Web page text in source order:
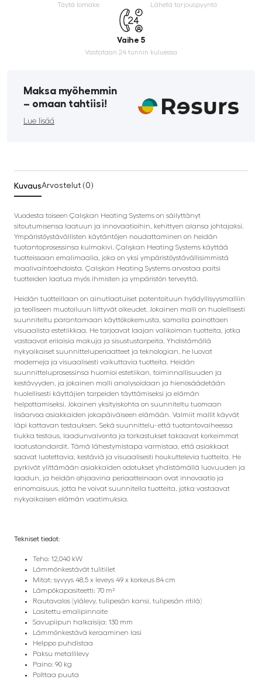
Täytä lomake Lähetä tarjouspyyntö
Vaihe 5
Vastataan 24 tunnin kuluessa
Maksa myöhemmin
­– omaan tahtiisi!
Lue lisää
KuvausArvostelut (0)
Vuodesta toiseen Çalışkan Heating Systems on säilyttänyt
sitoutumisensa laatuun ja innovaatioihin, kehittyen alansa johtajaksi.
Ympäristöystävällisten käytäntöjen noudattaminen on heidän
tuotantoprosessinsa kulmakivi. Çalışkan Heating Systems käyttää
tuotteissaan emalimaalia, joka on yksi ympäristöystävällisimmistä
maalivaihtoehdoista. Çalışkan Heating Systems arvostaa paitsi
tuotteiden laatua myös ihmisten ja ympäristön terveyttä.
Heidän tuotteillaan on ainutlaatuiset patentoituun hyödyllisyysmalliin
ja teolliseen muotoiluun liittyvät oikeudet. Jokainen malli on huolellisesti
suunniteltu parantamaan käyttökokemusta, samalla painottaen
visuaalista estetiikkaa. He tarjoavat laajan valikoiman tuotteita, jotka
vastaavat erilaisia makuja ja sisustustarpeita. Yhdistämällä
nykyaikaiset suunnitteluperiaatteet ja teknologian, he luovat
moderneja ja visuaalisesti vaikuttavia tuotteita. Heidän
suunnitteluprosessinsa huomioi estetiikan, toiminnallisuuden ja
kestävyyden, ja jokainen malli analysoidaan ja hienosäädetään
huolellisesti käyttäjien tarpeiden täyttämiseksi ja elämän
helpottamiseksi. Jokainen yksityiskohta on suunniteltu tuomaan
lisäarvoa asiakkaiden jokapäiväiseen elämään. Valmiit mallit käyvät
läpi kattavan testauksen. Sekä suunnittelu- että tuotantovaiheessa
tiukka testaus, laadunvalvonta ja tarkastukset takaavat korkeimmat
laatustandardit. Tämä lähestymistapa varmistaa, että asiakkaat
saavat luotettavia, kestäviä ja visuaalisesti houkuttelevia tuotteita. He
pyrkivät ylittämään asiakkaiden odotukset yhdistämällä luovuuden ja
laadun, ja heidän ohjaavina periaatteinaan ovat innovaatio ja
erinomaisuus, jotta he voivat suunnitella tuotteita, jotka vastaavat
nykyaikaisen elämän vaatimuksia.
Tekniset tiedot:
Teho: 12,040 kW
Lämmönkestävät tulitiilet
Mitat: syvyys 48,5 x leveys 49 x korkeus 84 cm
Lämpökapasiteetti: 70 m²
Rautavalos (ylälevy, tulipesän kansi, tulipesän ritilä)
Lasitettu emalipinnoite
Savupiipun halkaisija: 130 mm
Lämmönkestävä keraaminen lasi
Helppo puhdistaa
Paksu metallilevy
Paino: 90 kg
Polttaa puuta